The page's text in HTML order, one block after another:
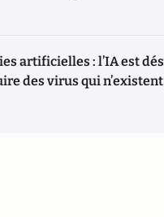
artificielles : l’IA est
des virus qui